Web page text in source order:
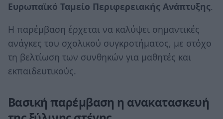
Ευρωπαϊκό Ταμείο Περιφερειακής Ανάπτυξης.
Η παρέμβαση έρχεται να καλύψει σημαντικές
ανάγκες του σχολικού συγκροτήματος, με στόχο
τη βελτίωση των συνθηκών για μαθητές και
εκπαιδευτικούς.
Βασική παρέμβαση η ανακατασκευή